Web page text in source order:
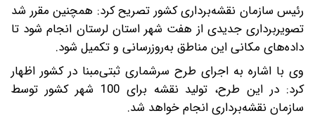
رئیس سازمان نقشه‌برداری کشور تصریح کرد: همچنین مقرر شد
تصویربرداری جدیدی از هفت شهر استان لرستان انجام شود تا
داده‌های مکانی این مناطق به‌روزرسانی و تکمیل شود.
وی با اشاره به اجرای طرح سرشماری ثبتی‌مبنا در کشور اظهار
کرد: در این طرح، تولید نقشه برای 100 شهر کشور توسط
سازمان نقشه‌برداری انجام خواهد شد.